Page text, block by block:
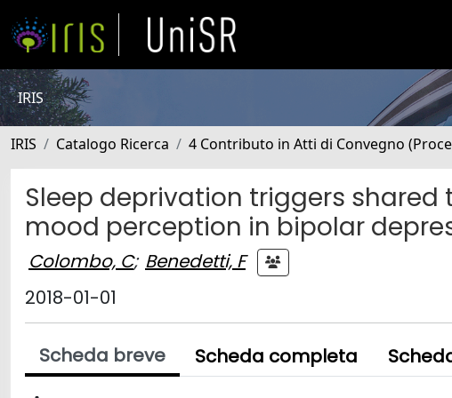
IRIS
IRIS Catalogo Ricerca 4 Contributo in Atti di Convegno
Sleep deprivation triggers
mood perception in bipolar
Colombo, C; Benedetti, F
2018-01-01
Scheda breve Scheda completa